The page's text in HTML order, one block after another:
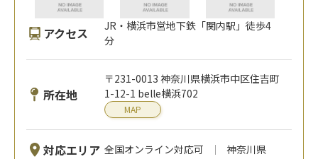
アクセス
JR・横浜市営地下鉄「関内駅」徒歩4
分
所在地
〒231-0013 神奈川県横浜市中区住吉町
1-12-1 belle横浜702
MAP
対応エリア 全国オンライン対応可 神奈川県